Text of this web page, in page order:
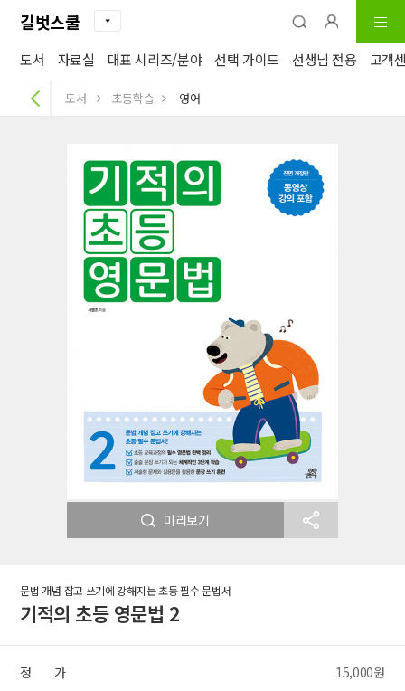
길벗스쿨
도서 자료실 대표 시리즈/분야 선택 가이드 선생님 전용 고객
도서 초등학습 영어
미리보기
문법 개념 잡고 쓰기에 강해지는 초등 필수 문법서
기적의 초등 영문법 2
정 가 15,000원